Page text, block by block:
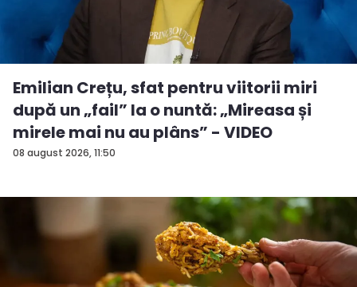
08 august 2026, 11:50
Emilian Crețu, sfat pentru viitorii miri
după un „fail” la o nuntă: „Mireasa și
mirele mai nu au plâns” - VIDEO